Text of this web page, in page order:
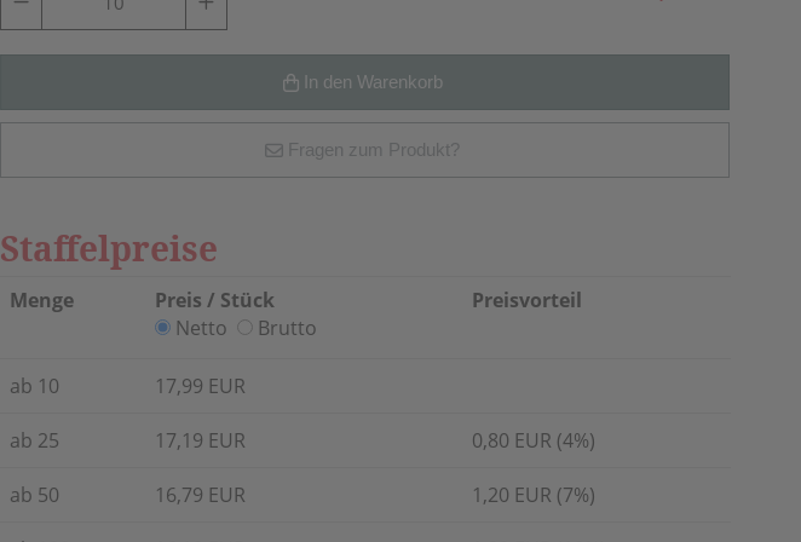
In den Warenkorb
Fragen zum Produkt?
Staffelpreise
Menge
Preis / Stück
Netto
Brutto
Preisvorteil
ab 10 17,99 EUR
ab 25 17,19 EUR 0,80 EUR (4%)
ab 50 16,79 EUR 1,20 EUR (7%)